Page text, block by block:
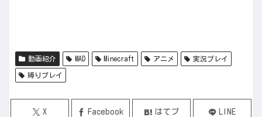
動画紹介 MAD Minecraft アニメ 実況プレイ
縛りプレイ
X Facebook はてブ LINE